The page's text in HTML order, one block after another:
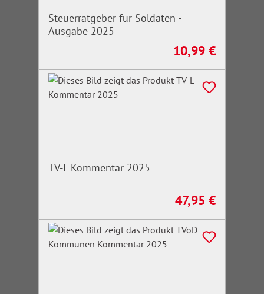
Steuerratgeber für Soldaten -
Ausgabe 2025
Regulärer Preis:
10,99 €
TV-L Kommentar 2025
Regulärer Preis:
47,95 €